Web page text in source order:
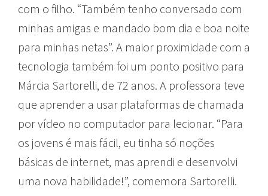
com o filho. “Também tenho conversado com
minhas amigas e mandado bom dia e boa noite
para minhas netas”. A maior proximidade com a
tecnologia também foi um ponto positivo para
Márcia Sartorelli, de 72 anos. A professora teve
que aprender a usar plataformas de chamada
por vídeo no computador para lecionar. “Para
os jovens é mais fácil, eu tinha só noções
básicas de internet, mas aprendi e desenvolvi
uma nova habilidade!”, comemora Sartorelli.